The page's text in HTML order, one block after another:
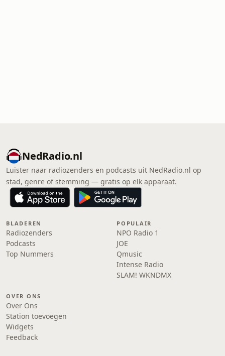
NedRadio.nl
Luister naar radiozenders en podcasts uit NedRadio.nl op
stad, genre of stemming — gratis op elk apparaat.
BLADEREN
Radiozenders
Podcasts
Top Nummers
POPULAIR
NPO Radio 1
JOE
Qmusic
Intense Radio
SLAM! WKNDMX
OVER ONS
Over Ons
Station toevoegen
Widgets
Feedback